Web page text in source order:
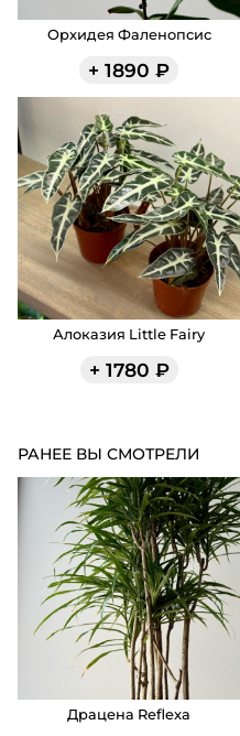
Орхидея Фаленопсис
+ 1890 ₽
Алоказия Little Fairy
+ 1780 ₽
РАНЕЕ ВЫ СМОТРЕЛИ
Драцена Reflexa